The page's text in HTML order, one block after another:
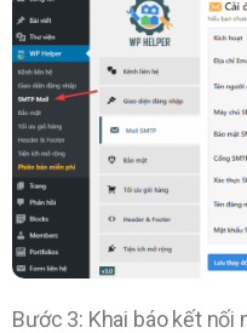
Bước 3: Khai báo kết nối